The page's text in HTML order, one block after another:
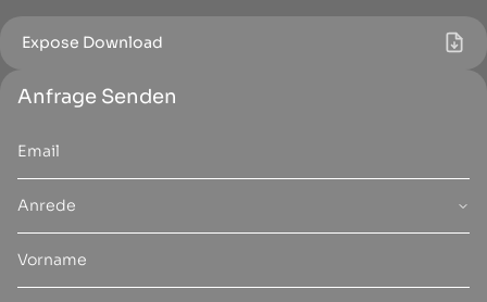
Expose Download
Anfrage Senden
Anrede